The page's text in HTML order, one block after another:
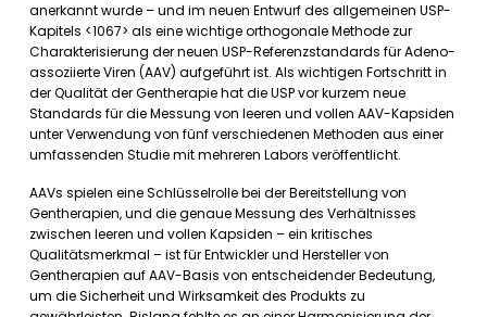
anerkannt wurde – und im neuen Entwurf des allgemeinen USP-
Kapitels <1067> als eine wichtige orthogonale Methode zur
Charakterisierung der neuen USP-Referenzstandards für Adeno-
assoziierte Viren (AAV) aufgeführt ist. Als wichtigen Fortschritt in
der Qualität der Gentherapie hat die USP vor kurzem neue
Standards für die Messung von leeren und vollen AAV-Kapsiden
unter Verwendung von fünf verschiedenen Methoden aus einer
umfassenden Studie mit mehreren Labors veröffentlicht.
AAVs spielen eine Schlüsselrolle bei der Bereitstellung von
Gentherapien, und die genaue Messung des Verhältnisses
zwischen leeren und vollen Kapsiden – ein kritisches
Qualitätsmerkmal – ist für Entwickler und Hersteller von
Gentherapien auf AAV-Basis von entscheidender Bedeutung,
um die Sicherheit und Wirksamkeit des Produkts zu